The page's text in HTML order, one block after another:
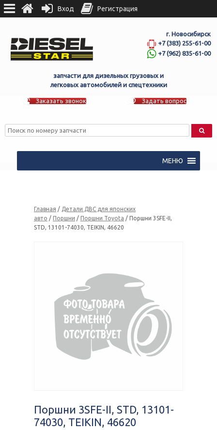
г. Новосибирск
+7 (383) 255-61-00
+7 (962) 835-61-00
запчасти для дизельных грузовых и
легковых автомобилей и спецтехники
Заказать звонок Задать вопрос
МЕНЮ
Главная / Детали ДВС для японских
авто / Поршни / Поршни Toyota / Поршни 3SFE-II,
STD, 13101-74030, TEIKIN, 46620
Поршни 3SFE-II, STD, 13101-
74030, TEIKIN, 46620
Вход Регистрация